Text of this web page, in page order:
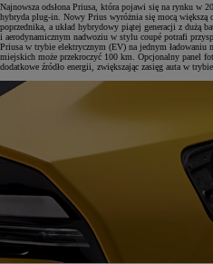
Najnowsza odsłona Priusa, która pojawi się na rynku w
hybryda plug-in. Nowy Prius wyróżnia się mocą większą
poprzednika, a układ hybrydowy piątej generacji z dużą
i aerodynamicznym nadwoziu w stylu coupé potrafi
Priusa w trybie elektrycznym (EV) na jednym ładowaniu
miejskich może przekroczyć 100 km. Opcjonalny panel
dodatkowe źródło energii, zwiększając zasięg auta w